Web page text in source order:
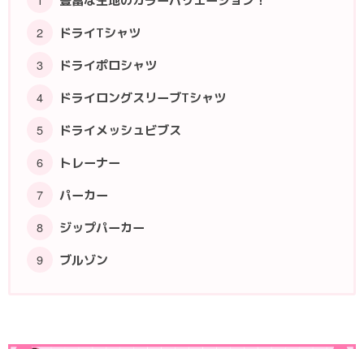
ドライTシャツ
ドライポロシャツ
ドライロングスリーブTシャツ
ドライメッシュビブス
トレーナー
パーカー
ジップパーカー
ブルゾン
部活動